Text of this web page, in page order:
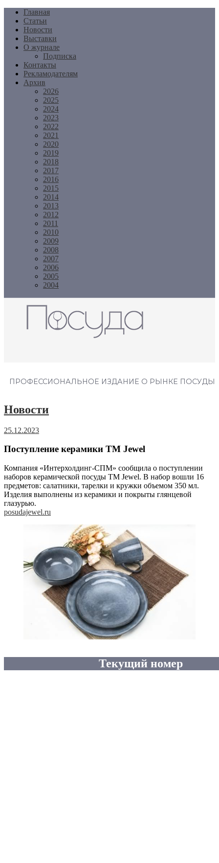
Перейти
содержимому
Главная
Статьи
Новости
Выставки
О журнале
Подписка
Контакты
Рекламодателям
Архив
2026
2025
2024
2023
2022
2021
2020
2019
2018
2017
2016
2015
2014
2013
2012
2011
2010
2009
2008
2007
2006
2005
2004
ПРОФЕССИОНАЛЬНОЕ ИЗДАНИЕ О РЫНКЕ ПОСУДЫ
Новости
25.12.2023
Поступление керамики ТМ Jewel
Компания «Интерхолдинг-СПМ» сообщила о поступлении
наборов керамической посуды ТМ Jewel. В набор вошли 16
предметов: салатники, тарелки и кружки объемом 350 мл.
Изделия выполнены из керамики и покрыты глянцевой
глазурью.
posudajewel.ru
Текущий номер